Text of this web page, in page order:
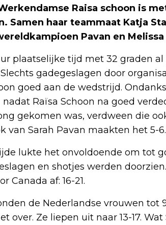
Raisa schoon is
Samen haar teammaat Katja
Pavan en Melissa
plaatselijke tijd met 32 graden
gadegeslagen door
goed aan de wedstrijd.
Raïsa Schoon na goed
gekomen was, verdween die
van Sarah Pavan maakten het 5-6.
lukte het onvoldoende om tot
en shotjes werden
Canada af: 16-21.
de Nederlandse vrouwen tot
over. Ze liepen uit naar 13-17.